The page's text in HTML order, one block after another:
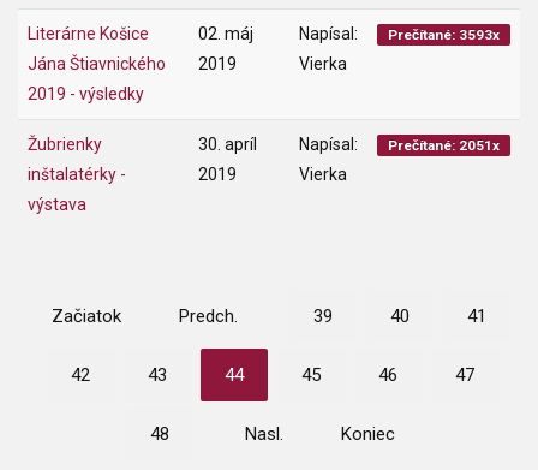
Literárne Košice
Jána Štiavnického
2019 - výsledky
02. máj
2019
Napísal:
Vierka
Prečítané: 3593x
Žubrienky
inštalatérky -
výstava
30. apríl
2019
Napísal:
Vierka
Prečítané: 2051x
Začiatok Predch. 39 40 41
42 43 44 45 46 47
48 Nasl. Koniec